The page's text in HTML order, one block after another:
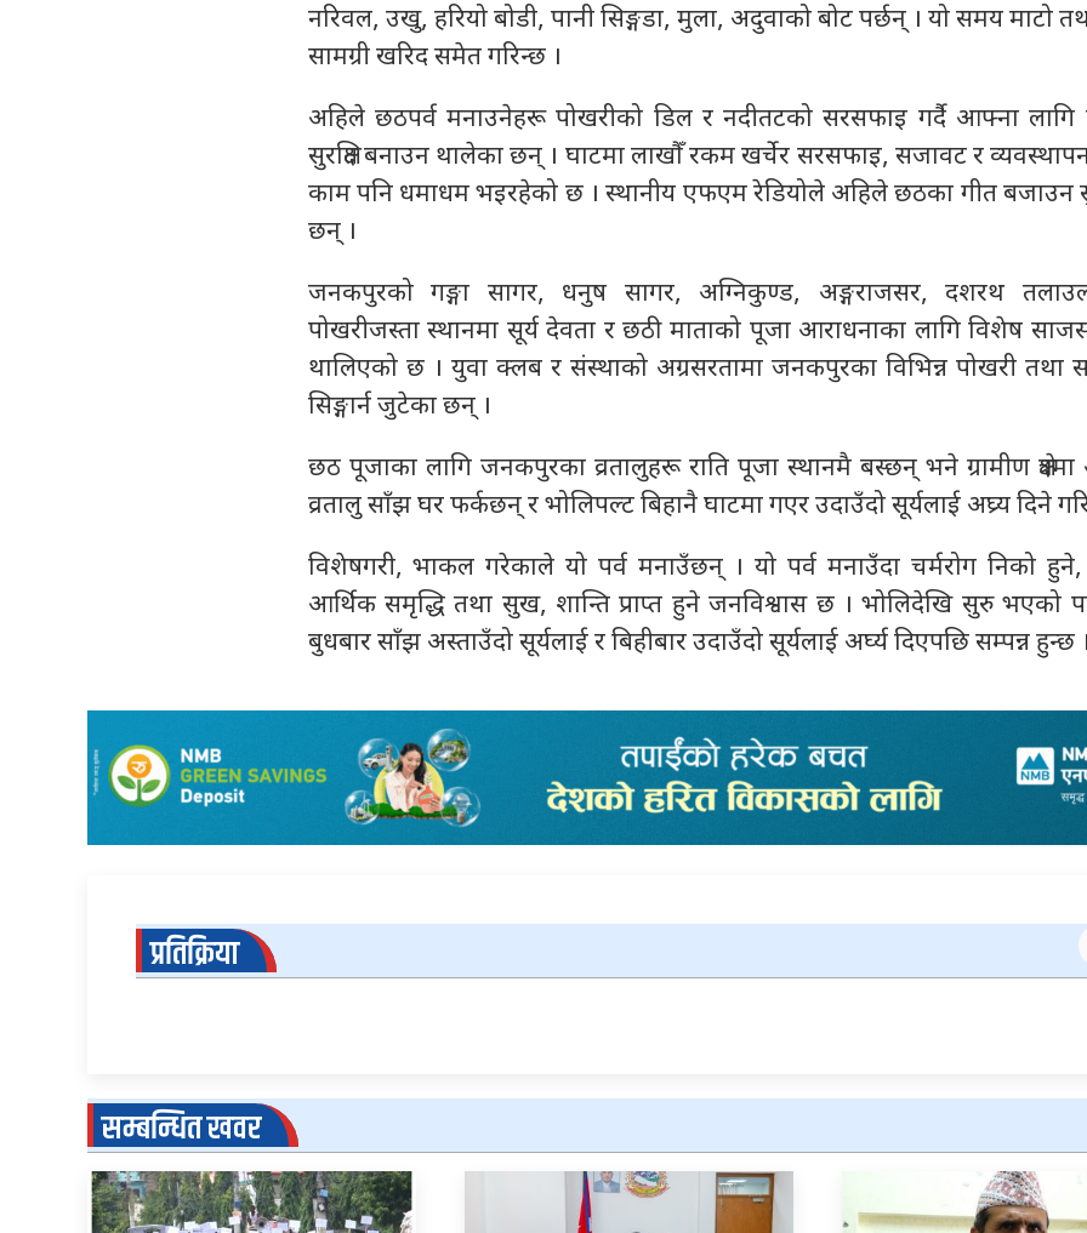
नरिवल, उखु, हरियो बोडी, पानी सिङ्गडा, मुला, अदुवाको बोट पर्छन् । यो समय माटो
सामग्री खरिद समेत गरिन्छ ।
अहिले छठपर्व मनाउनेहरू पोखरीको डिल र नदीतटको सरसफाइ गर्दै आफ्ना
सुरक्षित बनाउन थालेका छन् । घाटमा लाखौँ रकम खर्चेर सरसफाइ, सजावट र
काम पनि धमाधम भइरहेको छ । स्थानीय एफएम रेडियोले अहिले छठका गीत बजाउन
छन् ।
जनकपुरको गङ्गा सागर, धनुष सागर, अग्निकुण्ड, अङ्गराजसर, दशरथ
पोखरीजस्ता स्थानमा सूर्य देवता र छठी माताको पूजा आराधनाका लागि विशेष
थालिएको छ । युवा क्लब र संस्थाको अग्रसरतामा जनकपुरका विभिन्न पोखरी तथा
सिङ्गार्न जुटेका छन् ।
छठ पूजाका लागि जनकपुरका व्रतालुहरू राति पूजा स्थानमै बस्छन् भने ग्रामीण
व्रतालु साँझ घर फर्कछन् र भोलिपल्ट बिहानै घाटमा गएर उदाउँदो सूर्यलाई अघ्र्य दिने
विशेषगरी, भाकल गरेकाले यो पर्व मनाउँछन् । यो पर्व मनाउँदा चर्मरोग निको हुने,
आर्थिक समृद्धि तथा सुख, शान्ति प्राप्त हुने जनविश्वास छ । भोलिदेखि सुरु भएको
बुधबार साँझ अस्ताउँदो सूर्यलाई र बिहीबार उदाउँदो सूर्यलाई अर्घ्य दिएपछि सम्पन्न हुन्छ
प्रतिक्रिया
सम्बन्धित खवर